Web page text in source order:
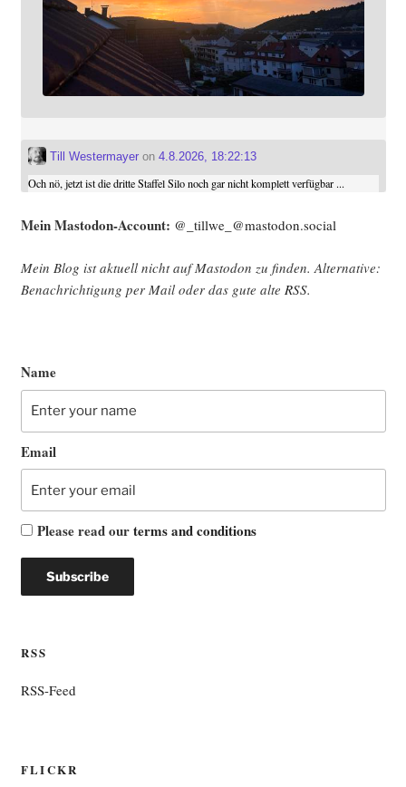
Till Westermayeron 4.8.2026, 18:22:13
Och nö, jetzt ist die dritte Staffel Silo noch gar nicht komplett verfügbar ...
Mein Mast­o­don-Account: @_tillwe_@mastodon.social
Mein Blog ist aktu­ell nicht auf Mast­o­don zu fin­den. Alter­na­ti­ve:
Benach­rich­ti­gung per Mail oder das gute alte RSS.
Name
Email
Please read ourterms and conditions
RSS
RSS-Feed
FLICKR